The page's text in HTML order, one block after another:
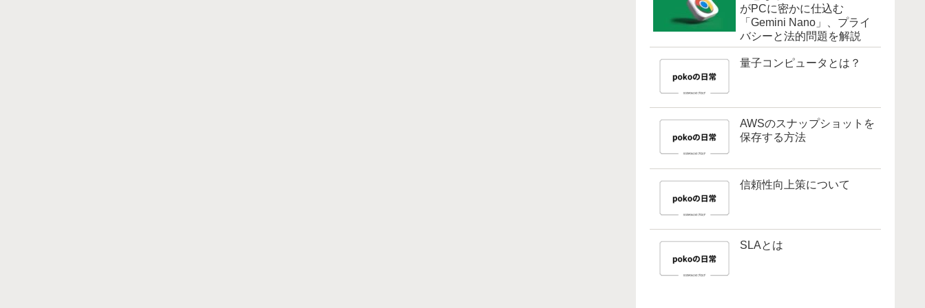
がPCに密かに仕込む
「Gemini Nano」、プライ
バシーと法的問題を解説
量子コンピュータとは？
AWSのスナップショットを
保存する方法
信頼性向上策について
SLAとは